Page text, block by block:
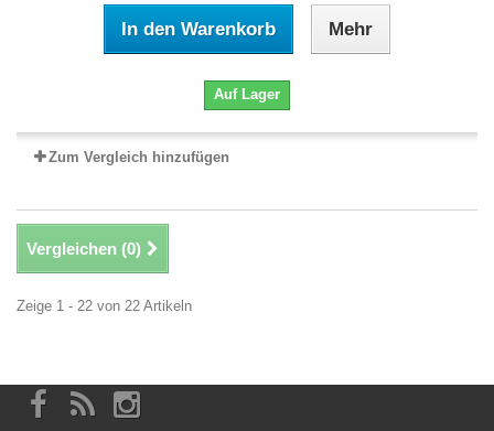
In den Warenkorb Mehr
Auf Lager
Zum Vergleich hinzufügen
Vergleichen (0)
Zeige 1 - 22 von 22 Artikeln